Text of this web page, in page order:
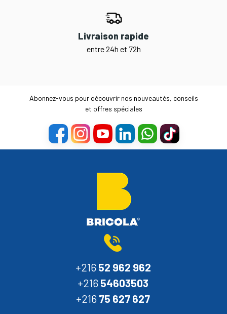
Livraison rapide
entre 24h et 72h
Abonnez-vous pour découvrir nos nouveautés, conseils
et offres spéciales
+216 52 962 962
+216 54603503
+216 75 627 627